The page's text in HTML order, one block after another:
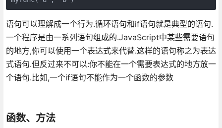
语句可以理解成一个行为.循环语句和if语句就是典型的语句.
一个程序是由一系列语句组成的.JavaScript中某些需要语句
的地方,你可以使用一个表达式来代替.这样的语句称之为表达
式语句.但反过来不可以:你不能在一个需要表达式的地方放一
个语句.比如,一个if语句不能作为一个函数的参数
函数、方法